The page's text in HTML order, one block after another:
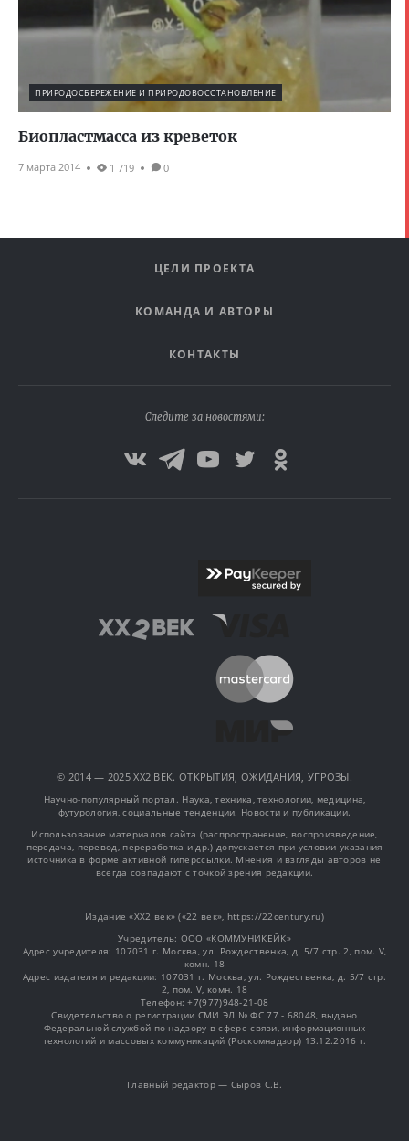
ПРИРОДОСБЕРЕЖЕНИЕ И ПРИРОДОВОССТАНОВЛЕНИЕ
Биопластмасса из креветок
7 марта 2014 1 719 0
ЦЕЛИ ПРОЕКТА
КОМАНДА И АВТОРЫ
КОНТАКТЫ
Следите за новостями:
© 2014 — 2025 XX2 ВЕК. ОТКРЫТИЯ, ОЖИДАНИЯ, УГРОЗЫ.
Научно-популярный портал. Наука, техника, технологии, медицина,
футурология, социальные тенденции. Новости и публикации.
Использование материалов сайта (распространение, воспроизведение,
передача, перевод, переработка и др.) допускается при условии указания
источника в форме активной гиперссылки. Мнения и взгляды авторов не
всегда совпадают с точкой зрения редакции.
Издание «XX2 век» («22 век», https://22century.ru)
Учредитель: OOO «КОММУНИКЕЙК»
Адрес учредителя: 107031 г. Москва, ул. Рождественка, д. 5/7 стр. 2, пом. V,
комн. 18
Адрес издателя и редакции: 107031 г. Москва, ул. Рождественка, д. 5/7 стр.
2, пом. V, комн. 18
Телефон: +7(977)948-21-08
Свидетельство о регистрации СМИ ЭЛ № ФС 77 - 68048, выдано
Федеральной службой по надзору в сфере связи, информационных
технологий и массовых коммуникаций (Роскомнадзор) 13.12.2016 г.
Главный редактор — Сыров С.В.